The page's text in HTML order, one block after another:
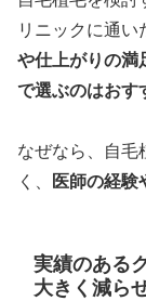
リニックに通い
や仕上がりの満
で選ぶのはおす
なぜなら、自毛
く、
医師の経験
実績のある
大きく減ら